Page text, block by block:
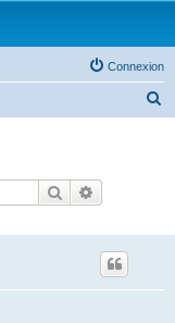
Connexion
Rechercher